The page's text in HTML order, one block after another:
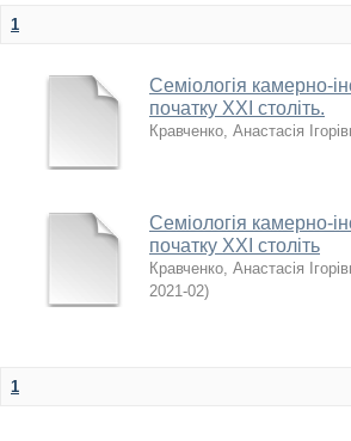
1
Семіологія камерно-
початку ХХІ століть.
Кравченко, Анастасія
Семіологія камерно-
початку ХХІ століть
Кравченко, Анастасія
2021-02)
1